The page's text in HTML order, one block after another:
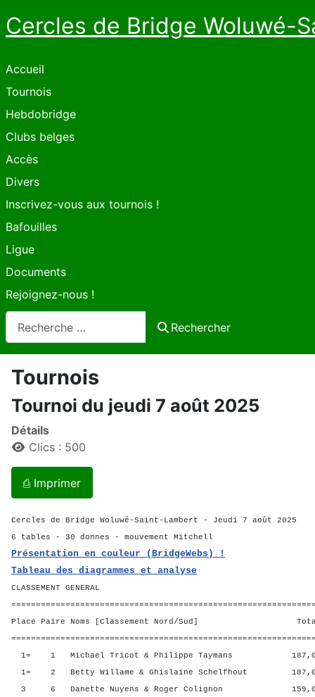
Cercles de Bridge Woluwé-
Accueil
Tournois
Hebdobridge
Clubs belges
Accès
Divers
Inscrivez-vous aux tournois !
Bafouilles
Ligue
Documents
Rejoignez-nous !
Rechercher
Tournois
Tournoi du jeudi 7 août 2025
Détails
Clics : 500
⎙ Imprimer
Cercles de Bridge Woluwé-Saint-Lambert - Jeudi 7 août 2025
6 tables - 30 donnes - mouvement Mitchell
Présentation en couleur (BridgeWebs) !
Tableau des diagrammes et analyse
CLASSEMENT GENERAL
Place Paire Noms [Classement Nord/Sud] Total
1= 1 Michael Tricot & Philippe Taymans 187,00
1= 2 Betty Willame & Ghislaine Schelfhout 187,00
3 6 Danette Nuyens & Roger Colignon 159,00